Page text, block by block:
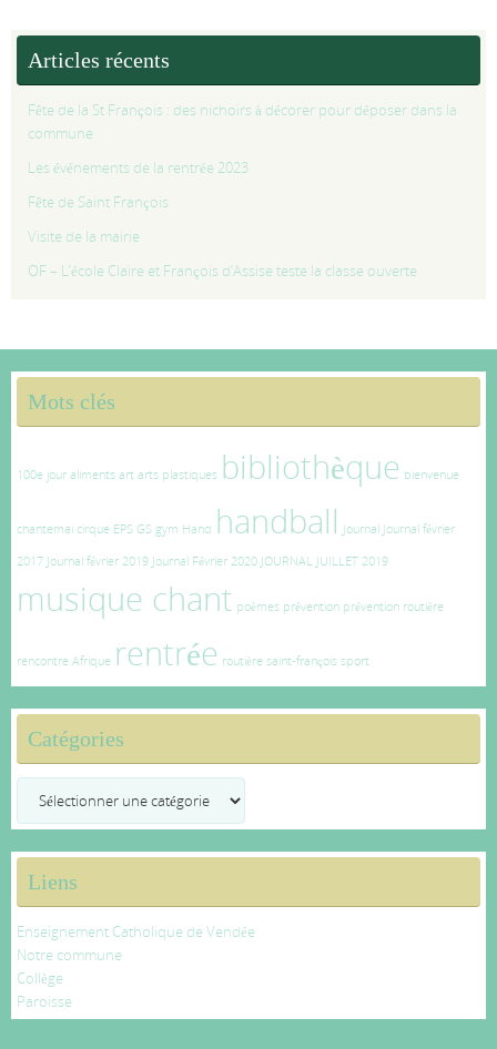
Articles récents
Fête de la St François : des nichoirs à décorer pour déposer dans la
commune
Les événements de la rentrée 2023
Fête de Saint François
Visite de la mairie
OF – L’école Claire et François d’Assise teste la classe ouverte
Mots clés
100e jour aliments art arts plastiques bibliothèque bienvenue
chantemai cirque EPS GS gym Hand handball Journal Journal février
2017 Journal février 2019 Journal Février 2020 JOURNAL JUILLET 2019
musique chant poèmes prévention prévention routière
rencontre Afrique rentrée routière saint-françois sport
Catégories
Liens
Enseignement Catholique de Vendée
Notre commune
Collège
Paroisse